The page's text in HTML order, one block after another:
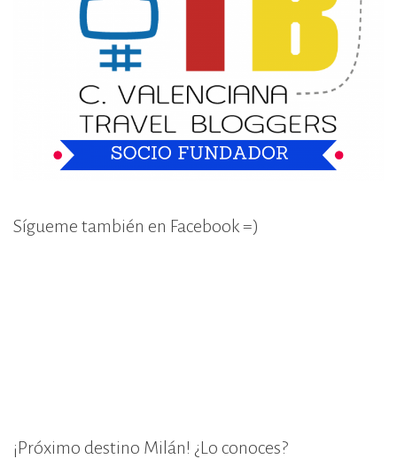
Sígueme también en Facebook =)
¡Próximo destino Milán! ¿Lo conoces?